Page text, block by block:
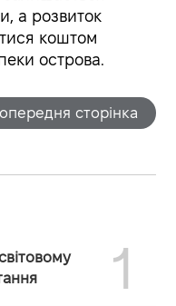
а розвиток
коштом
острова.
сторінка
1